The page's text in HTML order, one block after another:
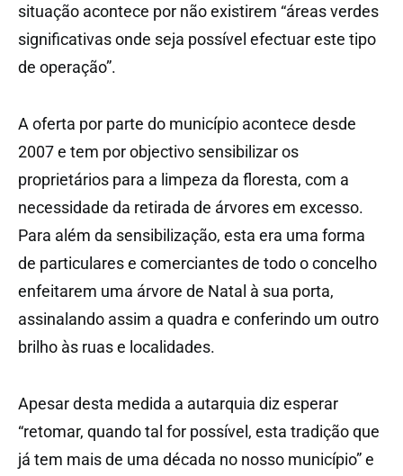
situação acontece por não existirem “áreas verdes
significativas onde seja possível efectuar este tipo
de operação”.
A oferta por parte do município acontece desde
2007 e tem por objectivo sensibilizar os
proprietários para a limpeza da floresta, com a
necessidade da retirada de árvores em excesso.
Para além da sensibilização, esta era uma forma
de particulares e comerciantes de todo o concelho
enfeitarem uma árvore de Natal à sua porta,
assinalando assim a quadra e conferindo um outro
brilho às ruas e localidades.
Apesar desta medida a autarquia diz esperar
“retomar, quando tal for possível, esta tradição que
já tem mais de uma década no nosso município” e